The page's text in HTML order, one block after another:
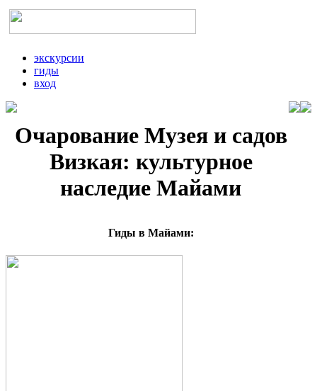
экскурсии
гиды
вход
Очарование Музея и садов
Визкая: культурное
наследие Майами
Гиды в Майами: